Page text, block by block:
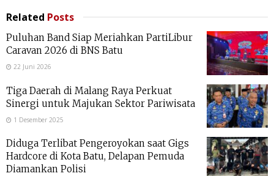
Related Posts
Puluhan Band Siap Meriahkan PartiLibur
Caravan 2026 di BNS Batu
22 Juni 2026
Tiga Daerah di Malang Raya Perkuat
Sinergi untuk Majukan Sektor Pariwisata
1 Desember 2025
Diduga Terlibat Pengeroyokan saat Gigs
Hardcore di Kota Batu, Delapan Pemuda
Diamankan Polisi